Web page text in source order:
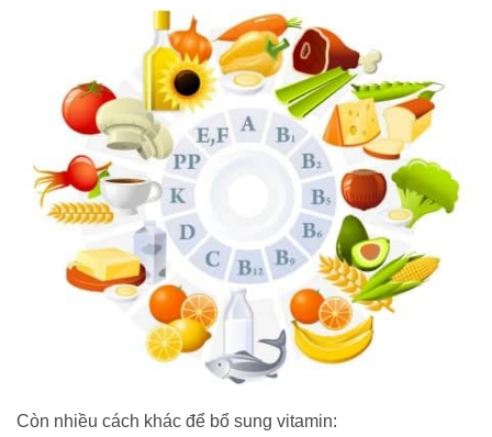
Còn nhiều cách khác để bổ sung vitamin: